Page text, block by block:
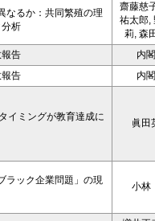
なるか：共同繁殖の理
析
齋藤慈
祐太郎,
莉, 森
告
内
告
内
イミングが教育達成に
眞田
ラック企業問題」の現
小